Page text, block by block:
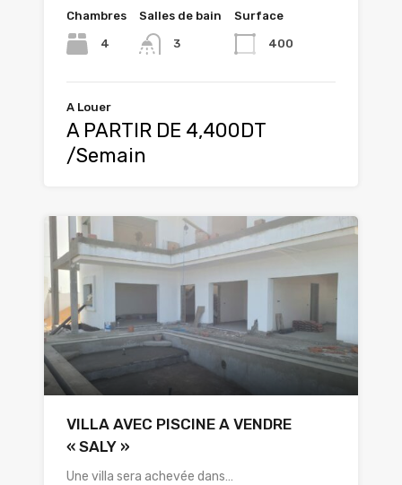
Chambres
4
Salles de bain
3
Surface
400
A Louer
A PARTIR DE 4,400DT
/Semain
VILLA AVEC PISCINE A VENDRE
« SALY »
Une villa sera achevée dans…